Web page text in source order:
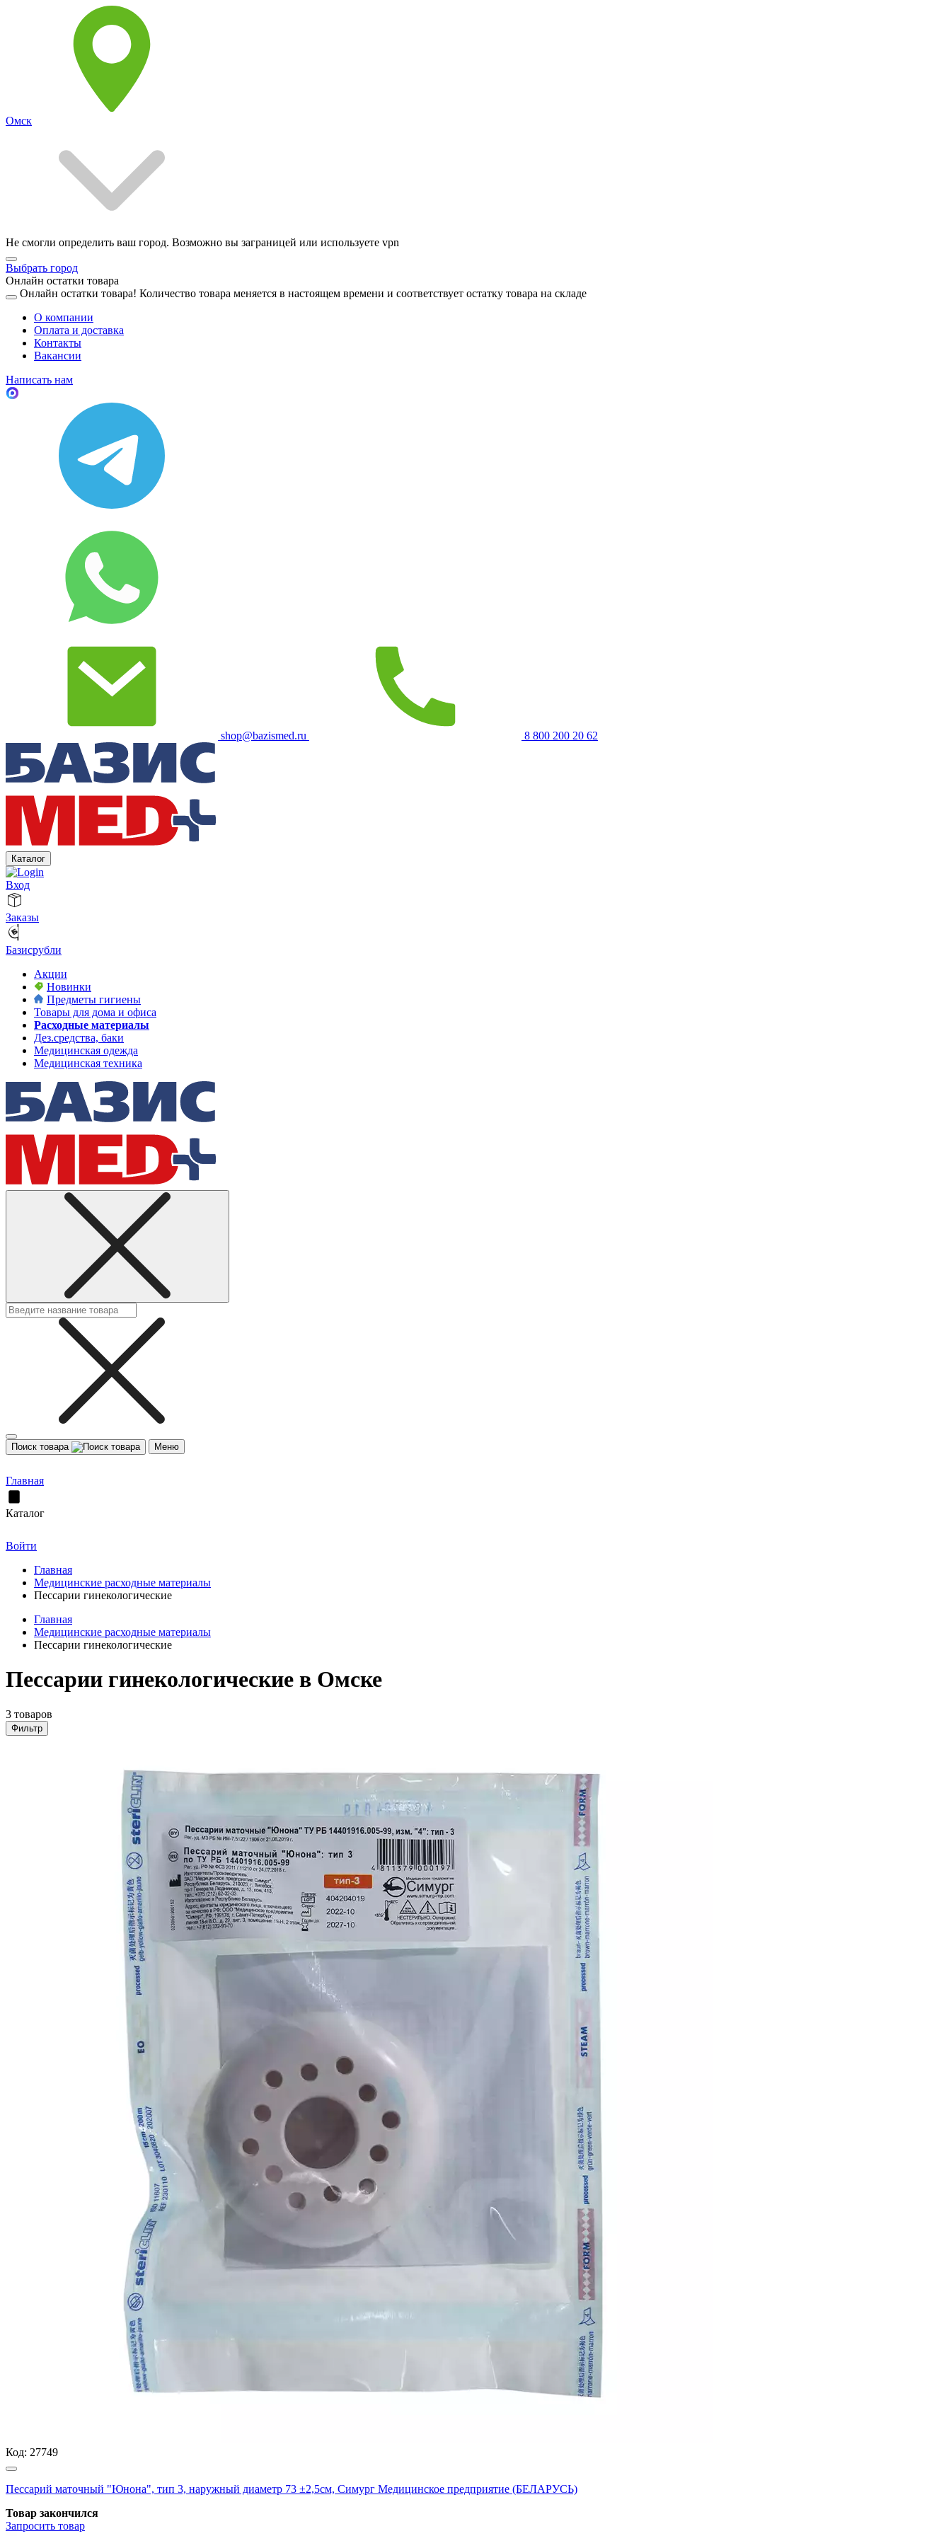
Омск
Не смогли определить ваш город. Возможно вы заграницей или используете vpn
Выбрать город
Онлайн остатки товара
Онлайн остатки товара! Количество товара меняется в настоящем времени и соответствует остатку товара на складе
О компании
Оплата и доставка
Контакты
Вакансии
Написать нам
shop@bazismed.ru 8 800 200 20 62
Каталог
Вход
Заказы
Базисрубли
Акции
Новинки
Предметы гигиены
Товары для дома и офиса
Расходные материалы
Дез.средства, баки
Медицинская одежда
Медицинская техника
Поиск товара Меню
Главная
Каталог
Войти
Главная
Медицинские расходные материалы
Пессарии гинекологические
Главная
Медицинские расходные материалы
Пессарии гинекологические
Пессарии гинекологические в Омске
3 товаров
Фильтр
Код: 27749
Пессарий маточный "Юнона", тип 3, наружный диаметр 73 ±2,5см, Симург Медицинское предприятие (БЕЛАРУСЬ)
Товар закончился
Запросить товар